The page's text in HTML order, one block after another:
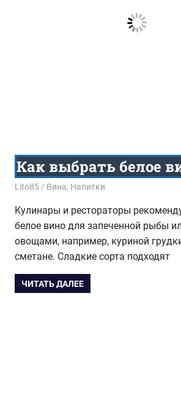
Как выбрать белое
03.04.2018
Lito85 Вина, Напитки
Кулинары и рестораторы
белое вино для запеченной рыбы
овощами, например, куриной
сметане. Сладкие сорта подходят
ЧИТАТЬ ДАЛЕЕ